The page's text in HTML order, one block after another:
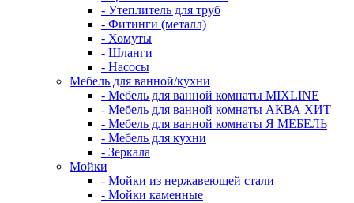
- Утеплитель для труб
- Фитинги (металл)
- Хомуты
- Шланги
- Насосы
Мебель для ванной/кухни
- Мебель для ванной комнаты MIXLINE
- Мебель для ванной комнаты АКВА ХИТ
- Мебель для ванной комнаты Я МЕБЕЛЬ
- Мебель для кухни
- Зеркала
Мойки
- Мойки из нержавеющей стали
- Мойки каменные